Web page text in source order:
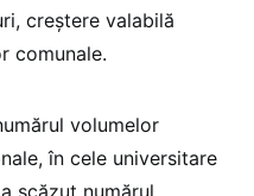
creștere valabilă
comunale.
volumelor
în cele universitare
scăzut numărul